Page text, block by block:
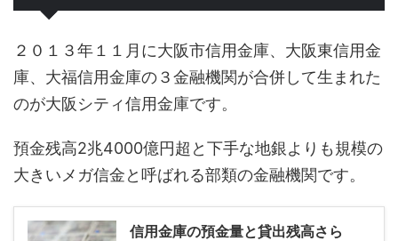
２０１３年１１月に大阪市信用金庫、大阪東信用金
庫、大福信用金庫の３金融機関が合併して生まれた
のが大阪シティ信用金庫です。
預金残高2兆4000億円超と下手な地銀よりも規模の
大きいメガ信金と呼ばれる部類の金融機関です。
信用金庫の預金量と貸出残高さら